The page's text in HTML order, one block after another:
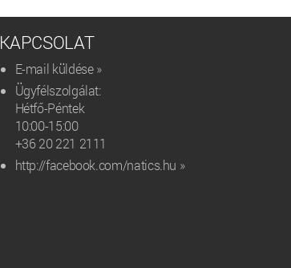
KAPCSOLAT
E-mail küldése »
Ügyfélszolgálat:
Hétfő-Péntek
10:00-15:00
+36 20 221 2111‬
http://facebook.com/natics.hu »